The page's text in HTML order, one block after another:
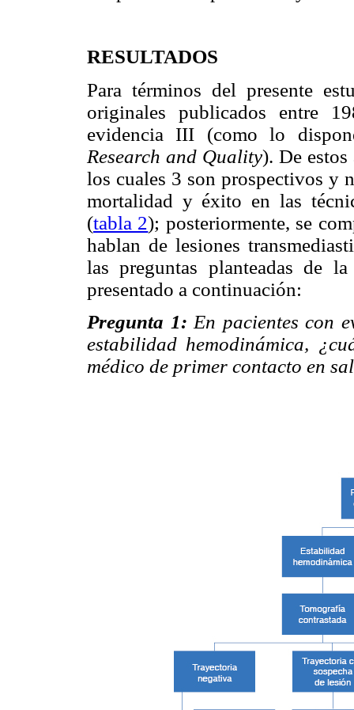
RESULTADOS
Para términos del presente
originales publicados entre
evidencia III (como lo
Research and Quality). De
los cuales 3 son prospectivos y
mortalidad y éxito en las
(tabla 2); posteriormente, se
hablan de lesiones
las preguntas planteadas de
presentado a continuación:
Pregunta 1: En pacientes con
estabilidad hemodinámica,
médico de primer contacto en